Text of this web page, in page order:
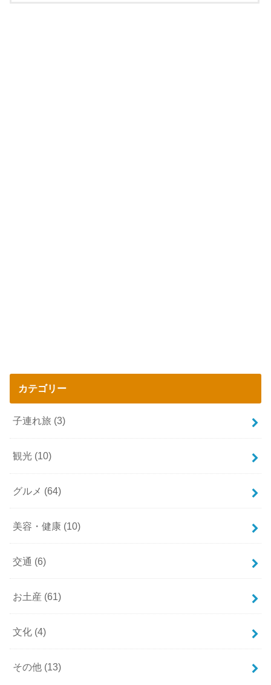
カテゴリー
子連れ旅 (3)
観光 (10)
グルメ (64)
美容・健康 (10)
交通 (6)
お土産 (61)
文化 (4)
その他 (13)